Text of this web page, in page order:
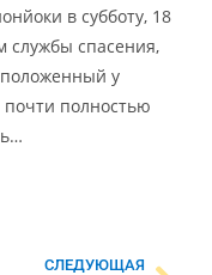
в субботу, 18
службы спасения,
у
почти полностью
СЛЕДУЮЩАЯ